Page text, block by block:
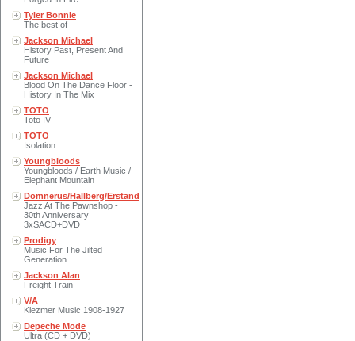
Tyler Bonnie
The best of
Jackson Michael
History Past, Present And
Future
Jackson Michael
Blood On The Dance Floor -
History In The Mix
TOTO
Toto IV
TOTO
Isolation
Youngbloods
Youngbloods / Earth Music /
Elephant Mountain
Domnerus/Hallberg/Erstand
Jazz At The Pawnshop -
30th Anniversary
3xSACD+DVD
Prodigy
Music For The Jilted
Generation
Jackson Alan
Freight Train
V/A
Klezmer Music 1908-1927
Depeche Mode
Ultra (CD + DVD)